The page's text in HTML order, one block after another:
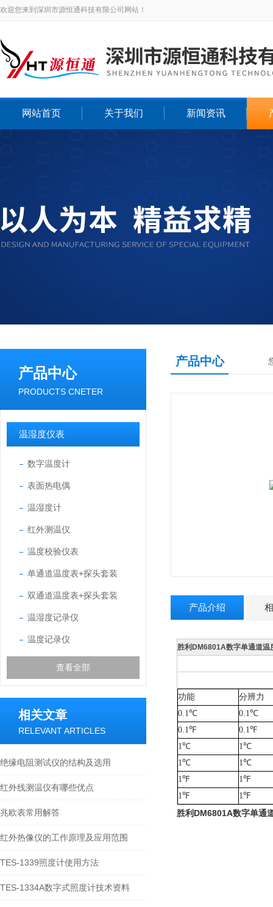
欢迎您来到深圳市源恒通科技有限公司网站！
网站首页 关于我们 新闻资讯
产品中心
PRODUCTS CNETER
温湿度仪表
数字温度计
表面热电偶
温湿度计
红外测温仪
温度校验仪表
单通道温度表+探头套装
双通道温度表+探头套装
温湿度记录仪
温度记录仪
查看全部
相关文章
RELEVANT ARTICLES
绝缘电阻测试仪的结构及选用
红外线测温仪有哪些优点
兆欧表常用解答
红外热像仪的工作原理及应用范围
TES-1339照度计使用方法
TES-1334A数字式照度计技术资料
产品中心
产品介绍
胜利DM6801A数字单通道温
功能
分辨力
0.1℃ 0.1℃
0.1℉ 0.1℉
1℃ 1℃
1℃ 1℃
1℉ 1℉
1℉ 1℉
胜利DM6801A数字单通